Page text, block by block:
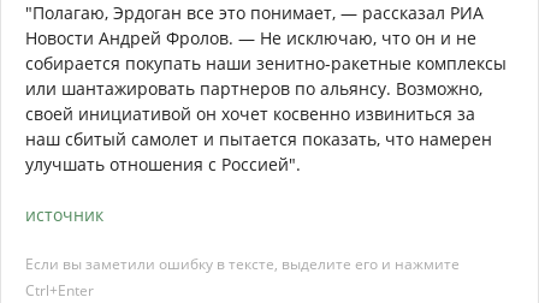
"Полагаю, Эрдоган все это понимает, — рассказал РИА
Новости Андрей Фролов. — Не исключаю, что он и не
собирается покупать наши зенитно-ракетные комплексы
или шантажировать партнеров по альянсу. Возможно,
своей инициативой он хочет косвенно извиниться за
наш сбитый самолет и пытается показать, что намерен
улучшать отношения с Россией".
источник
Если вы заметили ошибку в тексте, выделите его и нажмите
Ctrl+Enter